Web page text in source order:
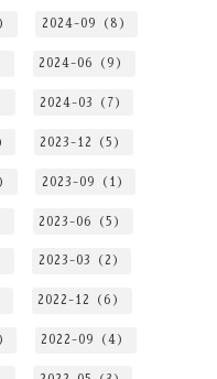
2024-09（8）
2024-06（9）
2024-03（7）
2023-12（5）
2023-09（1）
2023-06（5）
2023-03（2）
2022-12（6）
2022-09（4）